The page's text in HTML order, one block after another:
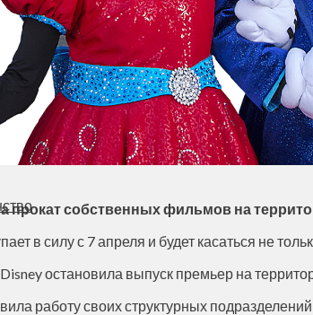
прокат собственных фильмов на
в силу с 7 апреля и будет касаться не
остановила выпуск премьер на
работу своих структурных